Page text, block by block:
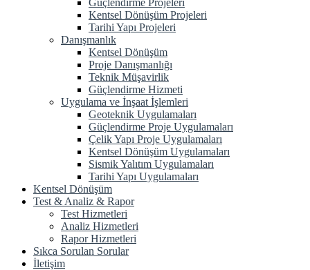
Güçlendirme Projeleri
Kentsel Dönüşüm Projeleri
Tarihi Yapı Projeleri
Danışmanlık
Kentsel Dönüşüm
Proje Danışmanlığı
Teknik Müşavirlik
Güçlendirme Hizmeti
Uygulama ve İnşaat İşlemleri
Geoteknik Uygulamaları
Güçlendirme Proje Uygulamaları
Çelik Yapı Proje Uygulamaları
Kentsel Dönüşüm Uygulamaları
Sismik Yalıtım Uygulamaları
Tarihi Yapı Uygulamaları
Kentsel Dönüşüm
Test & Analiz & Rapor
Test Hizmetleri
Analiz Hizmetleri
Rapor Hizmetleri
Sıkca Sorulan Sorular
İletişim